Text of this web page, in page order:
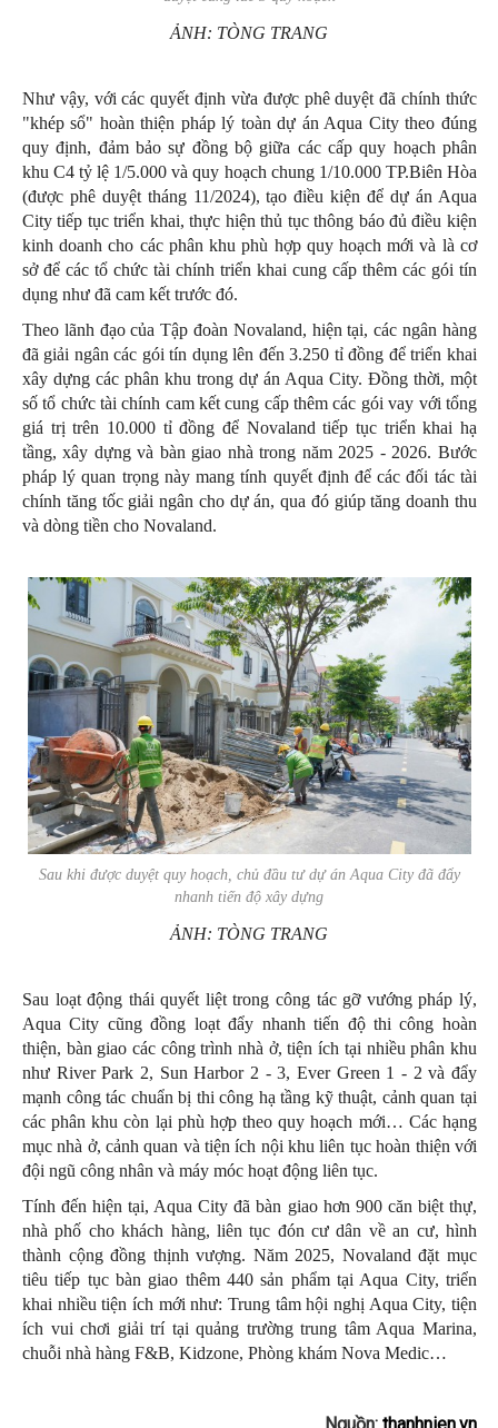
ẢNH: TÒNG TRANG
Như vậy, với các quyết định vừa được phê duyệt đã chính thức
"khép sổ" hoàn thiện pháp lý toàn dự án Aqua City theo đúng
quy định, đảm bảo sự đồng bộ giữa các cấp quy hoạch phân
khu C4 tỷ lệ 1/5.000 và quy hoạch chung 1/10.000 TP.Biên Hòa
(được phê duyệt tháng 11/2024), tạo điều kiện để dự án Aqua
City tiếp tục triển khai, thực hiện thủ tục thông báo đủ điều kiện
kinh doanh cho các phân khu phù hợp quy hoạch mới và là cơ
sở để các tổ chức tài chính triển khai cung cấp thêm các gói tín
dụng như đã cam kết trước đó.
Theo lãnh đạo của Tập đoàn Novaland, hiện tại, các ngân hàng
đã giải ngân các gói tín dụng lên đến 3.250 tỉ đồng để triển khai
xây dựng các phân khu trong dự án Aqua City. Đồng thời, một
số tổ chức tài chính cam kết cung cấp thêm các gói vay với tổng
giá trị trên 10.000 tỉ đồng để Novaland tiếp tục triển khai hạ
tầng, xây dựng và bàn giao nhà trong năm 2025 - 2026. Bước
pháp lý quan trọng này mang tính quyết định để các đối tác tài
chính tăng tốc giải ngân cho dự án, qua đó giúp tăng doanh thu
và dòng tiền cho Novaland.
Sau khi được duyệt quy hoạch, chủ đầu tư dự án Aqua City đã đẩy
nhanh tiến độ xây dựng
ẢNH: TÒNG TRANG
Sau loạt động thái quyết liệt trong công tác gỡ vướng pháp lý,
Aqua City cũng đồng loạt đẩy nhanh tiến độ thi công hoàn
thiện, bàn giao các công trình nhà ở, tiện ích tại nhiều phân khu
như River Park 2, Sun Harbor 2 - 3, Ever Green 1 - 2 và đẩy
mạnh công tác chuẩn bị thi công hạ tầng kỹ thuật, cảnh quan tại
các phân khu còn lại phù hợp theo quy hoạch mới… Các hạng
mục nhà ở, cảnh quan và tiện ích nội khu liên tục hoàn thiện với
đội ngũ công nhân và máy móc hoạt động liên tục.
Tính đến hiện tại, Aqua City đã bàn giao hơn 900 căn biệt thự,
nhà phố cho khách hàng, liên tục đón cư dân về an cư, hình
thành cộng đồng thịnh vượng. Năm 2025, Novaland đặt mục
tiêu tiếp tục bàn giao thêm 440 sản phẩm tại Aqua City, triển
khai nhiều tiện ích mới như: Trung tâm hội nghị Aqua City, tiện
ích vui chơi giải trí tại quảng trường trung tâm Aqua Marina,
chuỗi nhà hàng F&B, Kidzone, Phòng khám Nova Medic…